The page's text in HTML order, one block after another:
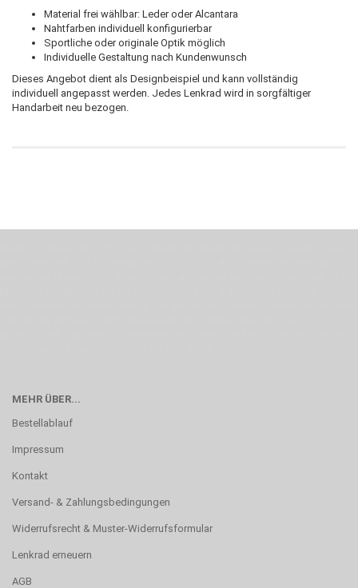
Material frei wählbar: Leder oder Alcantara
Nahtfarben individuell konfigurierbar
Sportliche oder originale Optik möglich
Individuelle Gestaltung nach Kundenwunsch
Dieses Angebot dient als Designbeispiel und kann vollständig
individuell angepasst werden. Jedes Lenkrad wird in sorgfältiger
Handarbeit neu bezogen.
MEHR ÜBER...
Bestellablauf
Impressum
Kontakt
Versand- & Zahlungsbedingungen
Widerrufsrecht & Muster-Widerrufsformular
Lenkrad erneuern
AGB